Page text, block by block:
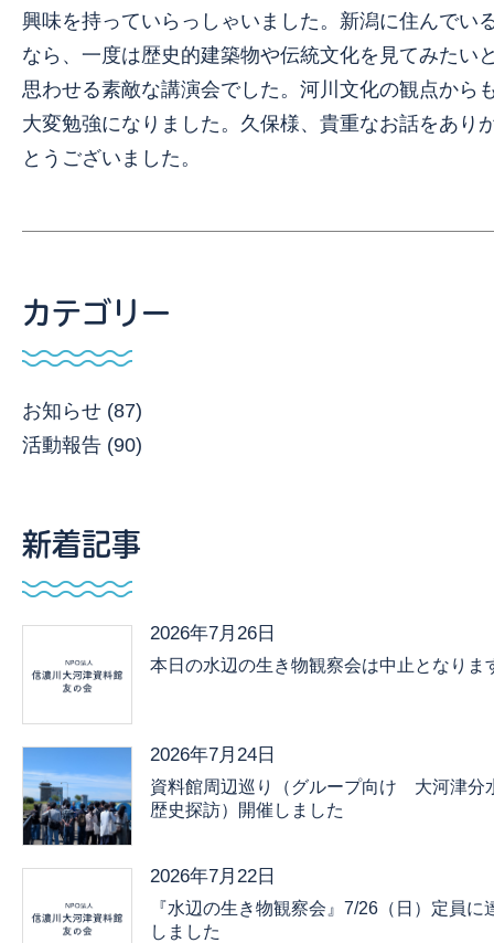
興味を持っていらっしゃいました。新潟に住んでい
なら、一度は歴史的建築物や伝統文化を見てみたい
思わせる素敵な講演会でした。河川文化の観点から
大変勉強になりました。久保様、貴重なお話をあり
とうございました。
カテゴリー
お知らせ (87)
活動報告 (90)
新着記事
2026年7月26日
本日の水辺の生き物観察会は中止となりま
2026年7月24日
資料館周辺巡り（グループ向け 大河津分
歴史探訪）開催しました
2026年7月22日
『水辺の生き物観察会』7/26（日）定員に
しました